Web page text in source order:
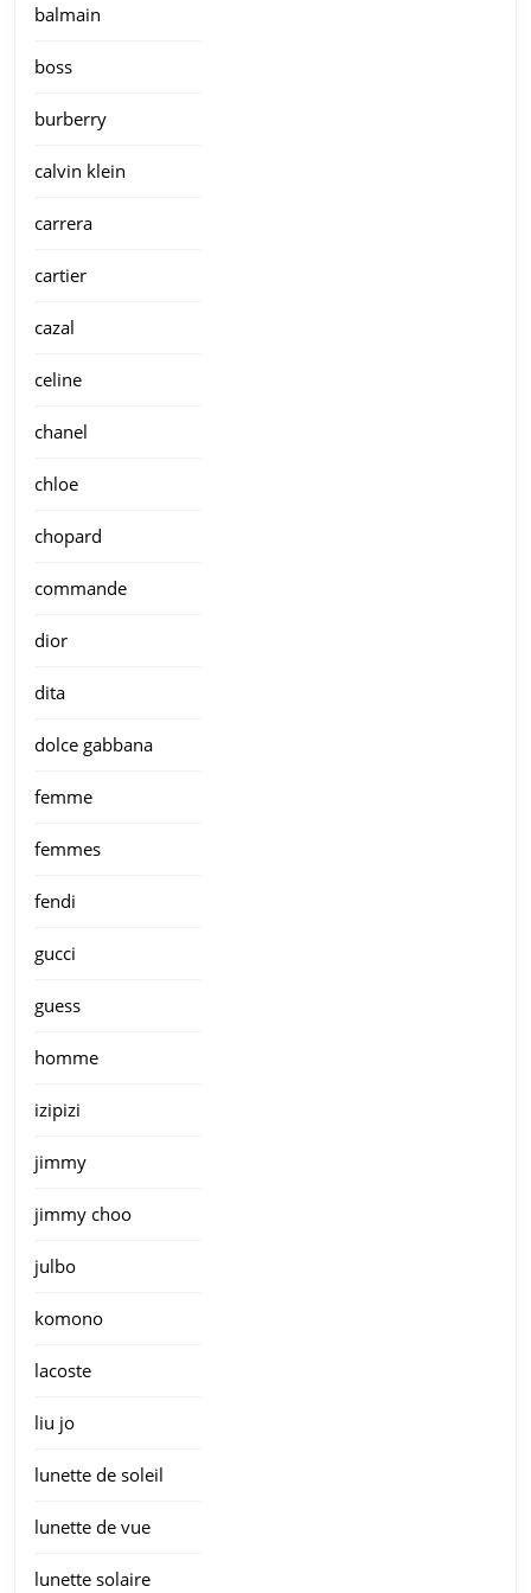
balmain
boss
burberry
calvin klein
carrera
cartier
cazal
celine
chanel
chloe
chopard
commande
dior
dita
dolce gabbana
femme
femmes
fendi
gucci
guess
homme
izipizi
jimmy
jimmy choo
julbo
komono
lacoste
liu jo
lunette de soleil
lunette de vue
lunette solaire